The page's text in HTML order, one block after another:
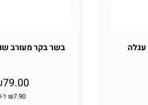
בשר בקר מעורב
79.00
₪7.90 ל-100 גרם